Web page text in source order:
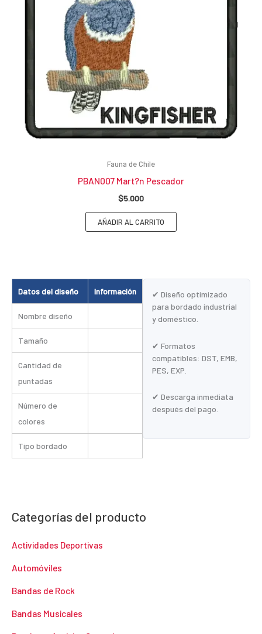
Datos del diseño Información
Nombre diseño
Tamaño
Cantidad de
puntadas
Número de
colores
Tipo bordado
✔ Diseño optimizado
para bordado industrial
y doméstico.
✔ Formatos
compatibles: DST, EMB,
PES, EXP.
✔ Descarga inmediata
después del pago.
Fauna de Chile
PBAN007 Mart?n Pescador
$5.000
AÑADIR AL CARRITO
Categorías del producto
Actividades Deportivas
Automóviles
Bandas de Rock
Bandas Musicales